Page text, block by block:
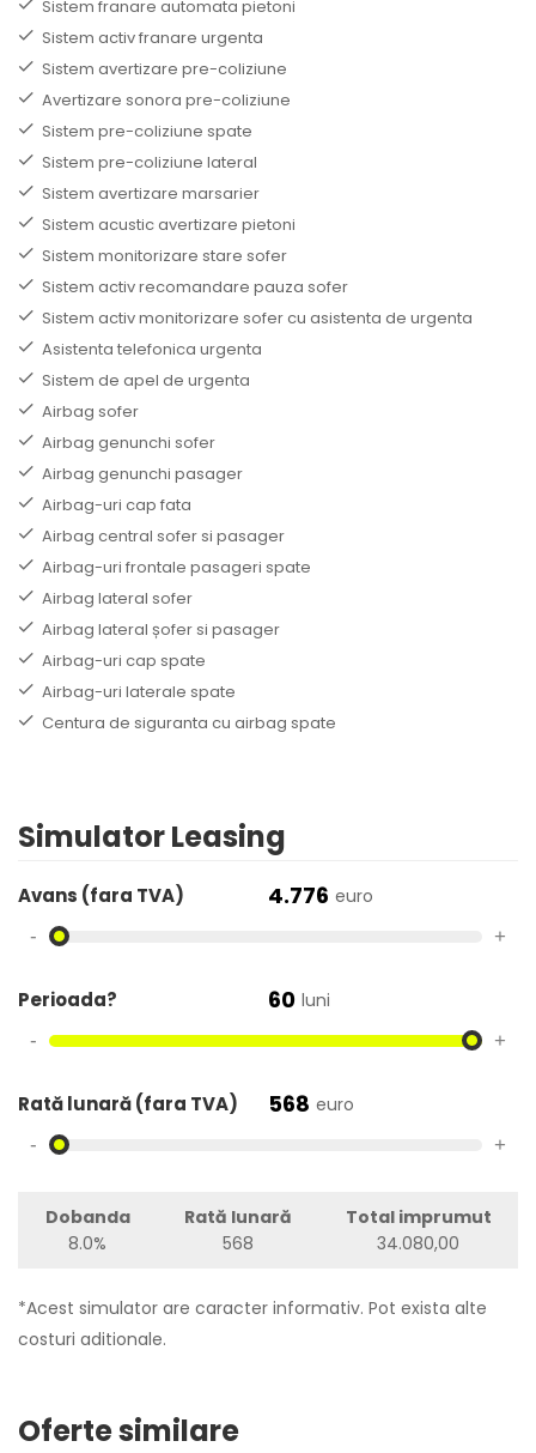
Sistem franare automata pietoni
Sistem activ franare urgenta
Sistem avertizare pre-coliziune
Avertizare sonora pre-coliziune
Sistem pre-coliziune spate
Sistem pre-coliziune lateral
Sistem avertizare marsarier
Sistem acustic avertizare pietoni
Sistem monitorizare stare sofer
Sistem activ recomandare pauza sofer
Sistem activ monitorizare sofer cu asistenta de urgenta
Asistenta telefonica urgenta
Sistem de apel de urgenta
Airbag sofer
Airbag genunchi sofer
Airbag genunchi pasager
Airbag-uri cap fata
Airbag central sofer si pasager
Airbag-uri frontale pasageri spate
Airbag lateral sofer
Airbag lateral șofer si pasager
Airbag-uri cap spate
Airbag-uri laterale spate
Centura de siguranta cu airbag spate
Simulator Leasing
Avans (fara TVA) 4.776 euro
- +
Perioada? 60 luni
- +
Rată lunară (fara TVA) 568 euro
- +
Dobanda
8.0%
Rată lunară
568
Total imprumut
34.080,00
*Acest simulator are caracter informativ. Pot exista alte
costuri aditionale.
Oferte similare